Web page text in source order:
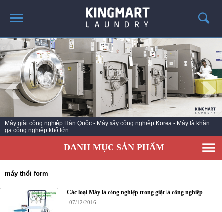
TRANG CHỦ
GIỚI THIỆU
SẢN PHẨM
TIN TỨC GIẶT LÀ
CÔNG TRÌNH TRIỂN KHAI
LIÊN HỆ
Máy giặt công nghiệp Hàn Quốc - Máy sấy công nghiệp Korea - Máy là khăn
ga công nghiệp khổ lớn
DANH MỤC SẢN PHẨM
máy thổi form
Các loại Máy là công nghiệp trong giặt là công nghiệp
07/12/2016